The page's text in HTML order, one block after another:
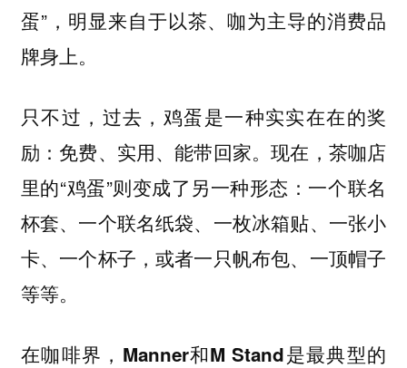
蛋”，明显来自于以茶、咖为主导的消费品
牌身上。
只不过，过去，鸡蛋是一种实实在在的奖
励：免费、实用、能带回家。现在，茶咖店
里的“鸡蛋”则变成了另一种形态：一个联名
杯套、一个联名纸袋、一枚冰箱贴、一张小
卡、一个杯子，或者一只帆布包、一顶帽子
等等。
在咖啡界，Manner和M Stand是最典型的